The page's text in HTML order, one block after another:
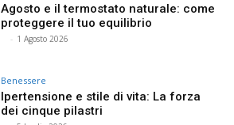
Agosto e il termostato naturale: come
proteggere il tuo equilibrio
- 1 Agosto 2026
Benessere
Ipertensione e stile di vita: La forza
dei cinque pilastri